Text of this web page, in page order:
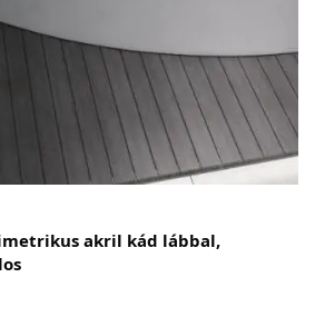
akril kád lábbal,